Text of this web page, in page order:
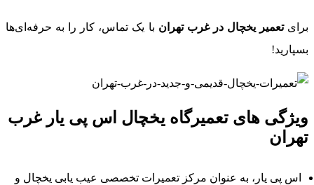
برایتعمیر یخچال در غرب تهران با یک تماس، کار را به حرفه‌ای‌ها
بسپارید!
ویژگی های تعمیرگاه یخچال اس پی یار غرب
تهران
اس پی یار، به عنوان مرکز تعمیرات تخصصی عیب یابی یخچال و